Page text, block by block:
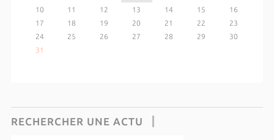
10
11 12 13 14 15
16
17
18 19 20 21 22
23
24
25 26 27 28 29
30
31
RECHERCHER UNE ACTU